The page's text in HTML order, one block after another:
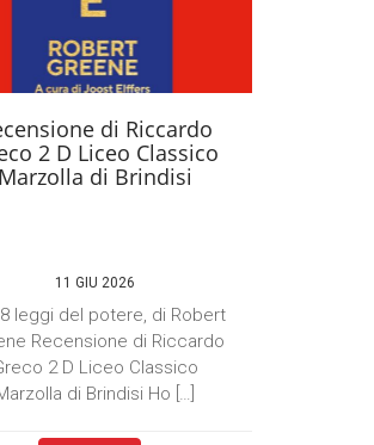
di Riccardo
2 D Liceo Classico
Marzolla di Brindisi
11 GIU 2026
leggi del potere, di Robert
Recensione di Riccardo
2 D Liceo Classico
di Brindisi Ho […]